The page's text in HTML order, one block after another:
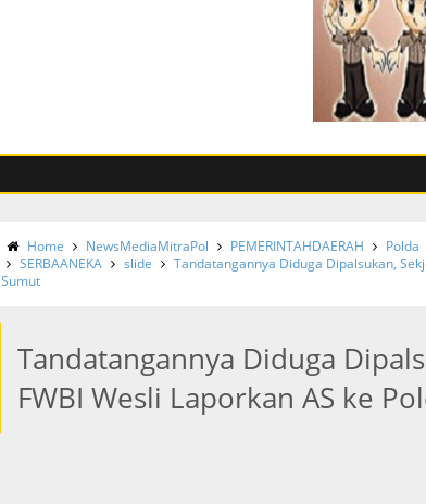
Home NewsMediaMitraPol PEMERINTAHDAERAH Polda
SERBAANEKA
slide
Tandatangannya Diduga Dipalsukan,
Sumut
Tandatangannya Diduga
FWBI Wesli Laporkan AS ke